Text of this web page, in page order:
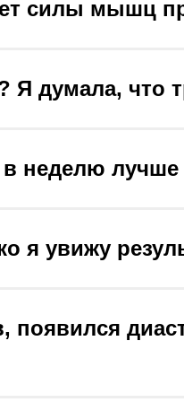
силы мышц
Я думала, что
неделю лучше
я увижу
появился